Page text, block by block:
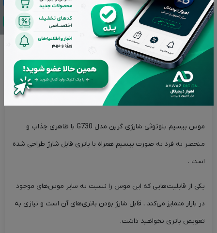
بازگشت وجه در صورت عدم رضایت
اصالت کالاها از برترین برندها
تحویل سریع در کمترین زمان ممکن
توضیحات ویژگی های محصول برند محصول نقد و بررسی‌ها (0)
ماوس بی سیم گرین لاین مدل G730
موس بیسیم بلوتوثی شارژی گرین مدل G730 با ظاهری جذاب و
منحصر به فرد به صورت بیسیم همراه با باتری قابل شارژ طراحی شده
است .
یکی از قابلیت‌هایی که این موس را نسبت به سایر موس‌های موجود
در بازار متمایز می‌کند ، قابل شارژ بودن باتری‌های آن است و نیازی به
تعویض باتری نخواهید داشت.